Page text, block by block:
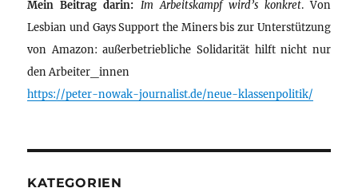
Mein Beitrag darin: Im Arbeitskampf wird’s konkret. Von
Lesbian und Gays Support the Miners bis zur Unterstützung
von Amazon: außerbetriebliche Solidarität hilft nicht nur
den Arbeiter_innen
https://peter-nowak-journalist.de/neue-klassenpolitik/
KATEGORIEN